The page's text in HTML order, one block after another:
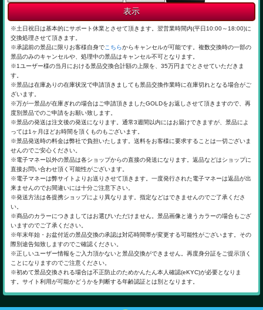
※土日祝日は基本的にサポート休業とさせて頂きます。翌営業時間内(平日10:00～18:00)に
交換処理させて頂きます。
※承認前の景品に限りお客様自身でこちらからキャンセルが可能です。複数交換時の一部の
景品のみのキャンセルや、処理中の景品はキャンセル不可となります。
※1ユーザー様の当月における景品交換合計額の上限を、35万円までとさせていただきま
す。
※景品は在庫ありの在庫状況で申請頂きましても景品交換作業時に在庫切れとなる場合がご
ざいます。
※万が一景品が在庫ぎれの場合はご申請頂きましたGOLDをお返しさせて頂きますので、再
度別景品でのご申請をお願い致します。
※景品の発送は注文後の発送になります。通常3週間以内にはお届けできますが、景品によ
っては1ヶ月ほどお時間を頂くものもございます。
※景品発送時の料金は弊社で負担いたします。送料をお客様に要求することは一切ございま
せんのでご安心ください。
※電子マネー以外の景品は各ショップからの直接の発送になります。返品などはショップに
直接お問い合わせ頂く可能性がございます。
※電子マネーは弊サイトよりお送りさせて頂きます。一度発行された電子マネーは返品が出
来ませんのでお間違いには十分ご注意下さい。
※発送方法は各提携ショップにより異なります。指定などはできませんのでご了承くださ
い。
※商品のカラーにつきましてはお選びいただけません。景品画像と違うカラーの場合もござ
いますのでご了承ください。
※年末年始・お盆付近の景品交換の承認は対応時間帯が変更する可能性がございます。その
際別途告知致しますのでご確認ください。
※正しいユーザー情報をご入力頂かないと景品交換ができません。再度身分証をご提示頂く
ことになりますのでご注意ください。
※初めて景品交換される場合は不正防止のためかんたん本人確認(eKYC)が必要となりま
す。サイト利用が可能かどうかを判断する年齢認証とは別となります。